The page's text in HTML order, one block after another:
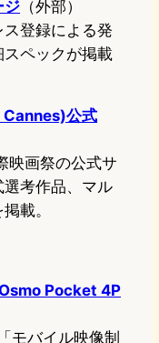
ジ （外部）
登録による発
ペックが掲載
公式
映画祭の公式サ
考作品、マル
載。
Pocket 4P
モバイル映像制